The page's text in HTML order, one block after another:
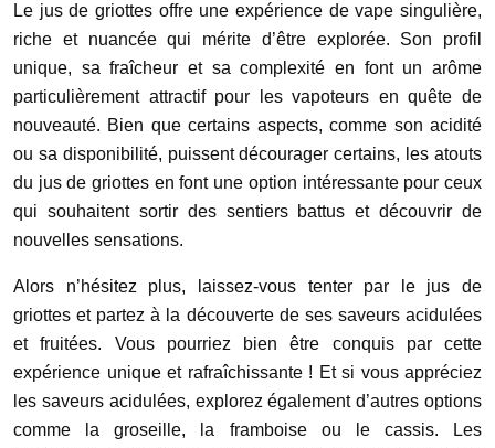
Le jus de griottes offre une expérience de vape singulière,
riche et nuancée qui mérite d’être explorée. Son profil
unique, sa fraîcheur et sa complexité en font un arôme
particulièrement attractif pour les vapoteurs en quête de
nouveauté. Bien que certains aspects, comme son acidité
ou sa disponibilité, puissent décourager certains, les atouts
du jus de griottes en font une option intéressante pour ceux
qui souhaitent sortir des sentiers battus et découvrir de
nouvelles sensations.
Alors n’hésitez plus, laissez-vous tenter par le jus de
griottes et partez à la découverte de ses saveurs acidulées
et fruitées. Vous pourriez bien être conquis par cette
expérience unique et rafraîchissante ! Et si vous appréciez
les saveurs acidulées, explorez également d’autres options
comme la groseille, la framboise ou le cassis. Les